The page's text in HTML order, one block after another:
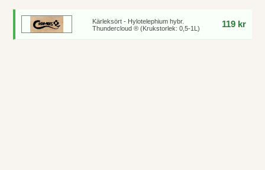
Kärleksört - Hylotelephium hybr.
Thundercloud ® (Krukstorlek: 0,5-1L)
119 kr